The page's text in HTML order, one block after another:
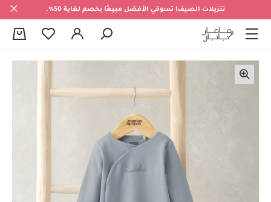
تنزيلات الصيف! تسوقي الأفضل مبيعًا بخصم لغاية 50%.